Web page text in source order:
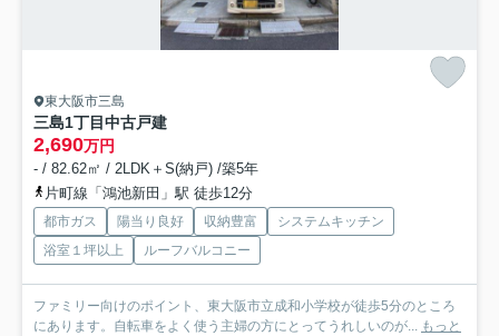
東大阪市三島
三島1丁目中古戸建
2,690万円
- / 82.62㎡ / 2LDK＋S(納戸) /築5年
片町線「鴻池新田」駅 徒歩12分
都市ガス 陽当り良好 収納豊富
システムキッチン
浴室１坪以上
ルーフバルコニー
ファミリー向けのポイント、東大阪市立成和小学校が徒歩5分のところ
にあります。自転車をよく使う主婦の方にとってうれしいのが... もっと